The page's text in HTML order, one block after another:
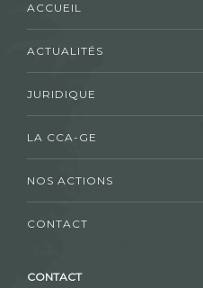
ACCUEIL
ACTUALITÉS
JURIDIQUE
LA CCA-GE
NOS ACTIONS
CONTACT
CONTACT